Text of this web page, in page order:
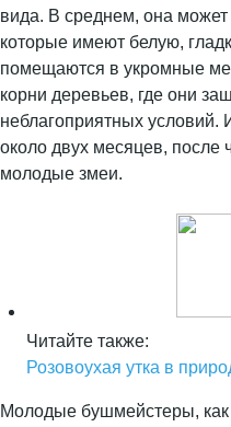
вида. В среднем, она может
которые имеют белую,
помещаются в укромные
корни деревьев, где они
неблагоприятных условий.
около двух месяцев, после
молодые змеи.
Читайте также:
Розовоухая утка в
Молодые бушмейстеры,